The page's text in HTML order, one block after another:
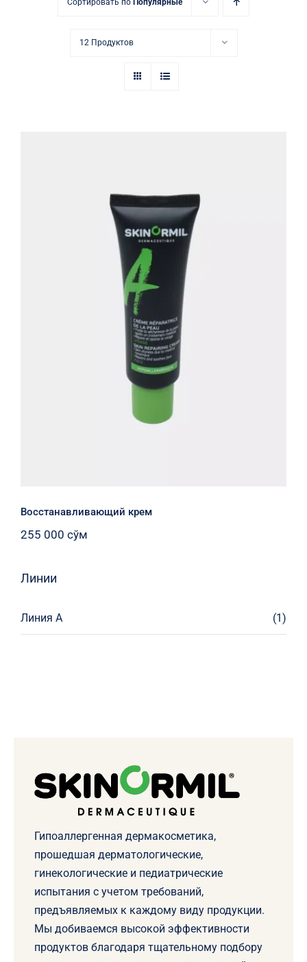
Купить в аптеке
12 Продуктов
Восстанавливающий крем
Восстанавливающий крем
255 000 сўм
Линии
Линия А (1)
Гипоаллергенная дермакосметика,
прошедшая дерматологические,
гинекологические и педиатрические
испытания с учетом требований,
предъявляемых к каждому виду продукции.
Мы добиваемся высокой эффективности
продуктов благодаря тщательному подбору